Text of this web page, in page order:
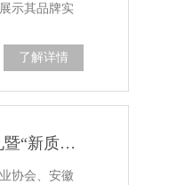
示其品牌实
了解详情
上海购得棒受邀参加第三届“城市未来”长三角视觉设计大赛颁奖典礼暨“新质共生，数智未来”标识广告高峰论坛
协会、安徽